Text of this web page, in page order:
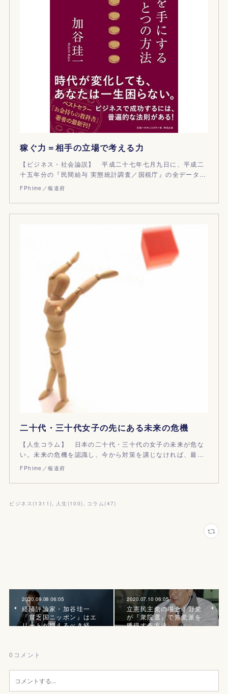
稼ぐ力＝相手の立場で考える力
【ビジネス・社会論説】 平成二十七年七月九日に、平成二
十五年分の『民間給与 実態統計調査／国税庁』の全データ…
FPhime／報道府
二十代・三十代女子の先にある未来の危機
【人生コラム】 日本の二十代・三十代の女子の未来が危な
い。未来の危機を認識し、今から対策を講じなければ、最…
FPhime／報道府
ビジネス (1311 ) 人生 (100) コラム (47)
2020.09.08 06:05
経済評論家・加谷珪一
『貧乏国ニッポン』はエ
リートが抑えるべき経…
2020.07.10 06:05
立憲民主党の場合｜野党
が『衆院選』で無党派を
獲得する方法
0 コメント